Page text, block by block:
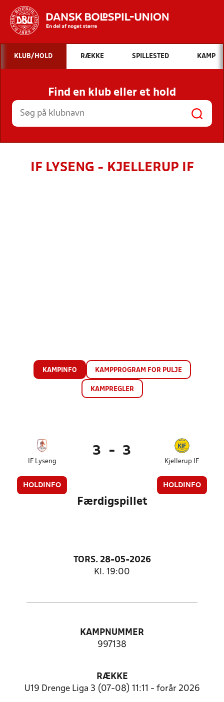
Hvad vil du søge efter?
INDHOLD OG NYHEDER
STILLINGER, RESULTATER, KLUBBER OG
HOLD
KLUB/HOLD RÆKKE SPILLESTED KAMP
Find en klub eller et hold
IF LYSENG - KJELLERUP IF
KAMPINFO KAMPPROGRAM FOR PULJE
KAMPREGLER
IF Lyseng
HOLDINFO
3 - 3
Kjellerup IF
HOLDINFO
Færdigspillet
TORS. 28-05-2026
Kl. 19:00
KAMPNUMMER
997138
RÆKKE
U19 Drenge Liga 3 (07-08) 11:11 - forår 2026